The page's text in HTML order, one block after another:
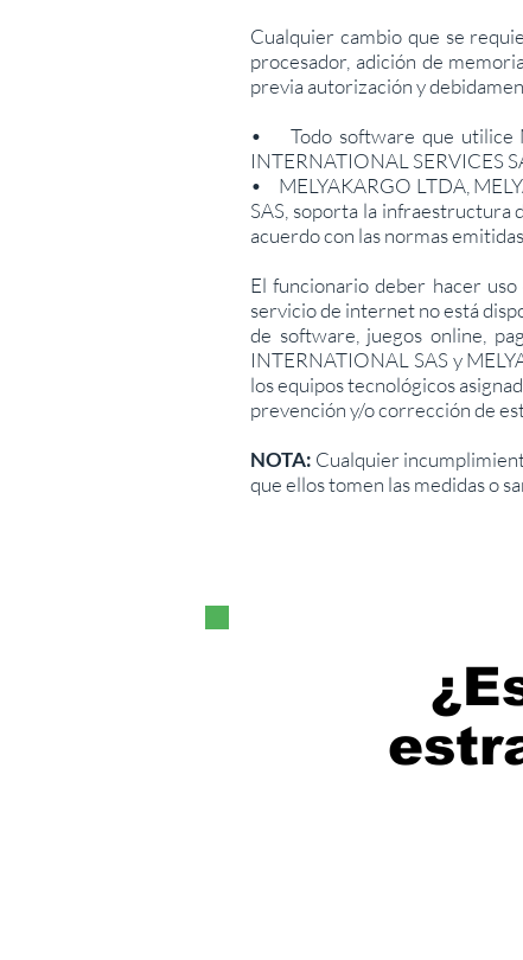
Cualquier cambio que se
procesador, adición de
previa autorización y
• Todo software que utilice
INTERNATIONAL SERVICES
• MELYAKARGO LTDA,
SAS, soporta la infraestructura
acuerdo con las normas
El funcionario deber hacer
servicio de internet no está
de software, juegos online,
INTERNATIONAL SAS y
los equipos tecnológicos
prevención y/o corrección de
NOTA: Cualquier
que ellos tomen las medidas o